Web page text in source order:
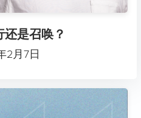
是召唤？
2月7日